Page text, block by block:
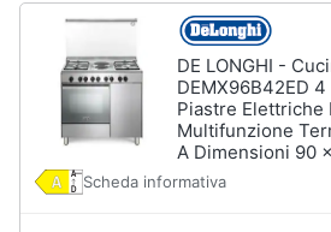
DE LONGHI -
DEMX96B42ED
Piastre Elettriche
Multifunzione
A Dimensioni 90
Scheda informativa